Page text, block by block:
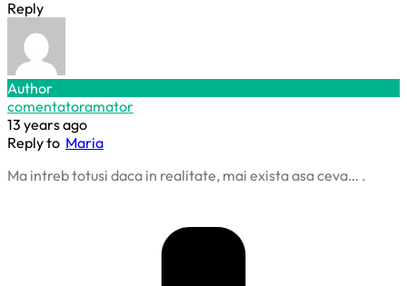
Reply
Author
comentatoramator
13 years ago
Reply to Maria
Ma intreb totusi daca in realitate, mai exista asa ceva… .